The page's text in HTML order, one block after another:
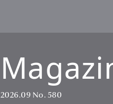
2026.09 No. 580